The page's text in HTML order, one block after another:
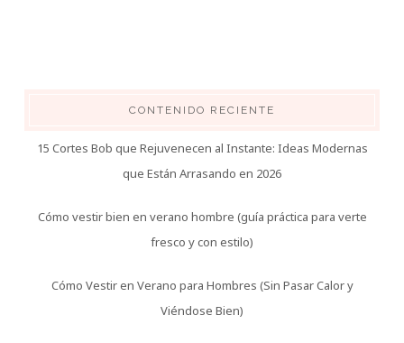
CONTENIDO RECIENTE
15 Cortes Bob que Rejuvenecen al Instante: Ideas Modernas
que Están Arrasando en 2026
Cómo vestir bien en verano hombre (guía práctica para verte
fresco y con estilo)
Cómo Vestir en Verano para Hombres (Sin Pasar Calor y
Viéndose Bien)